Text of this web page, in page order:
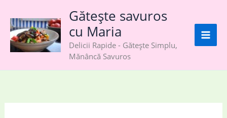
content
Gătește savuros
cu Maria
Delicii Rapide - Gătește Simplu,
Mănâncă Savuros